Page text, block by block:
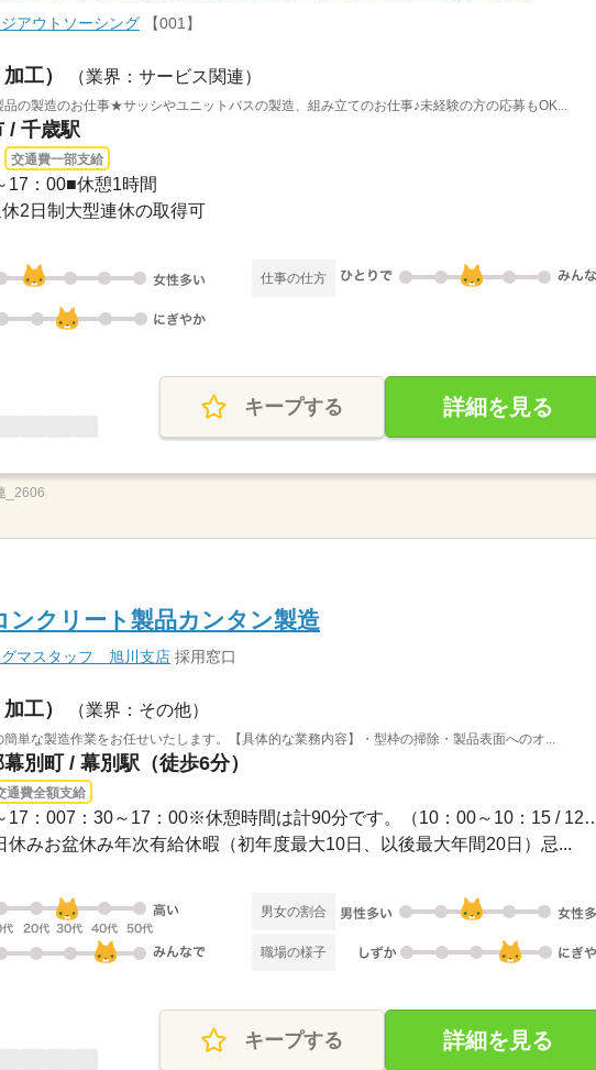
アウトソーシング 【001】
工） （業界：サービス関連）
の製造のお仕事★サッシやユニットバスの製造、組み立てのお仕事♪未経験の方の応募もOK...
/ 千歳駅
交通費一部支給
17：00■休憩1時間
2日制大型連休の取得可
仕事の仕方
キープする 詳細を見る
_2606
ンクリート製品カンタン製造
グマスタッフ 旭川支店 採用窓口
工） （業界：その他）
簡単な製造作業をお任せいたします。【具体的な業務内容】・型枠の掃除・製品表面へのオ...
別町 / 幕別駅（徒歩6分）
通費全額支給
長期 / 07：30～17：007：30～17：00※休憩時間
休みお盆休み年次有給休暇（初年度最大10日、以後最大年間20日）忌...
男女の割合
職場の様子
キープする 詳細を見る